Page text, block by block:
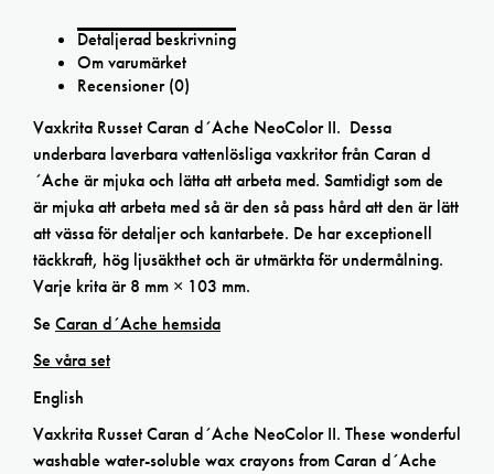
Detaljerad beskrivning
Om varumärket
Recensioner (0)
Vaxkrita Russet Caran d´Ache NeoColor II. Dessa
underbara laverbara vattenlösliga vaxkritor från Caran d
´Ache är mjuka och lätta att arbeta med. Samtidigt som de
är mjuka att arbeta med så är den så pass hård att den är lätt
att vässa för detaljer och kantarbete. De har exceptionell
täckkraft, hög ljusäkthet och är utmärkta för undermålning.
Varje krita är 8 mm × 103 mm.
Se Caran d´Ache hemsida
Se våra set
English
Vaxkrita Russet Caran d´Ache NeoColor II. These wonderful
washable water-soluble wax crayons from Caran d´Ache